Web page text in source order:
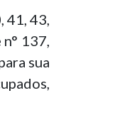
41, 43,
137,
sua